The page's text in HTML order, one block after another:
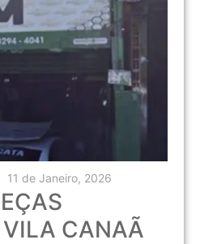
11 de Janeiro, 2026
VILA CANAÃ